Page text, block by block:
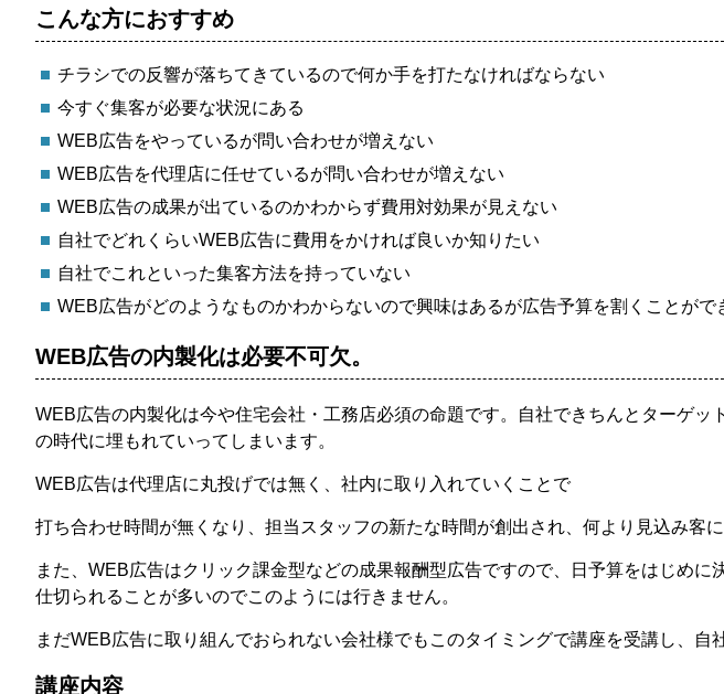
こんな方におすすめ
チラシでの反響が落ちてきているので何か手を打たなければならない
今すぐ集客が必要な状況にある
WEB広告をやっているが問い合わせが増えない
WEB広告を代理店に任せているが問い合わせが増えない
WEB広告の成果が出ているのかわからず費用対効果が見えない
自社でどれくらいWEB広告に費用をかければ良いか知りたい
自社でこれといった集客方法を持っていない
WEB広告がどのようなものかわからないので興味はあるが広告予算を割くことがで
WEB広告の内製化は必要不可欠。
WEB広告の内製化は今や住宅会社・工務店必須の命題です。自社できちんとターゲ
の時代に埋もれていってしまいます。
WEB広告は代理店に丸投げでは無く、社内に取り入れていくことで
打ち合わせ時間が無くなり、担当スタッフの新たな時間が創出され、何より見込み客
また、WEB広告はクリック課金型などの成果報酬型広告ですので、日予算をはじめ
仕切られることが多いのでこのようには行きません。
まだWEB広告に取り組んでおられない会社様でもこのタイミングで講座を受講し、自
講座内容